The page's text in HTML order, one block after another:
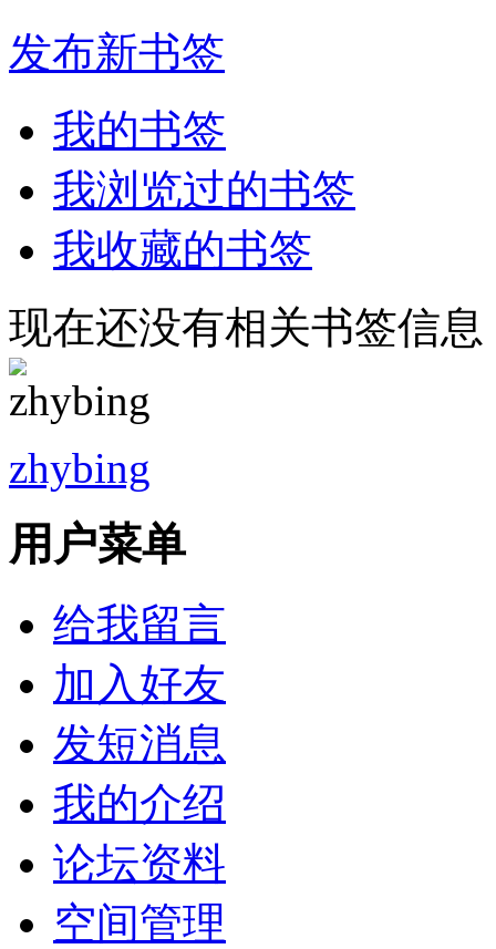
发布新书签
我的书签
我浏览过的书签
我收藏的书签
现在还没有相关书签信息
zhybing
用户菜单
给我留言
加入好友
发短消息
我的介绍
论坛资料
空间管理